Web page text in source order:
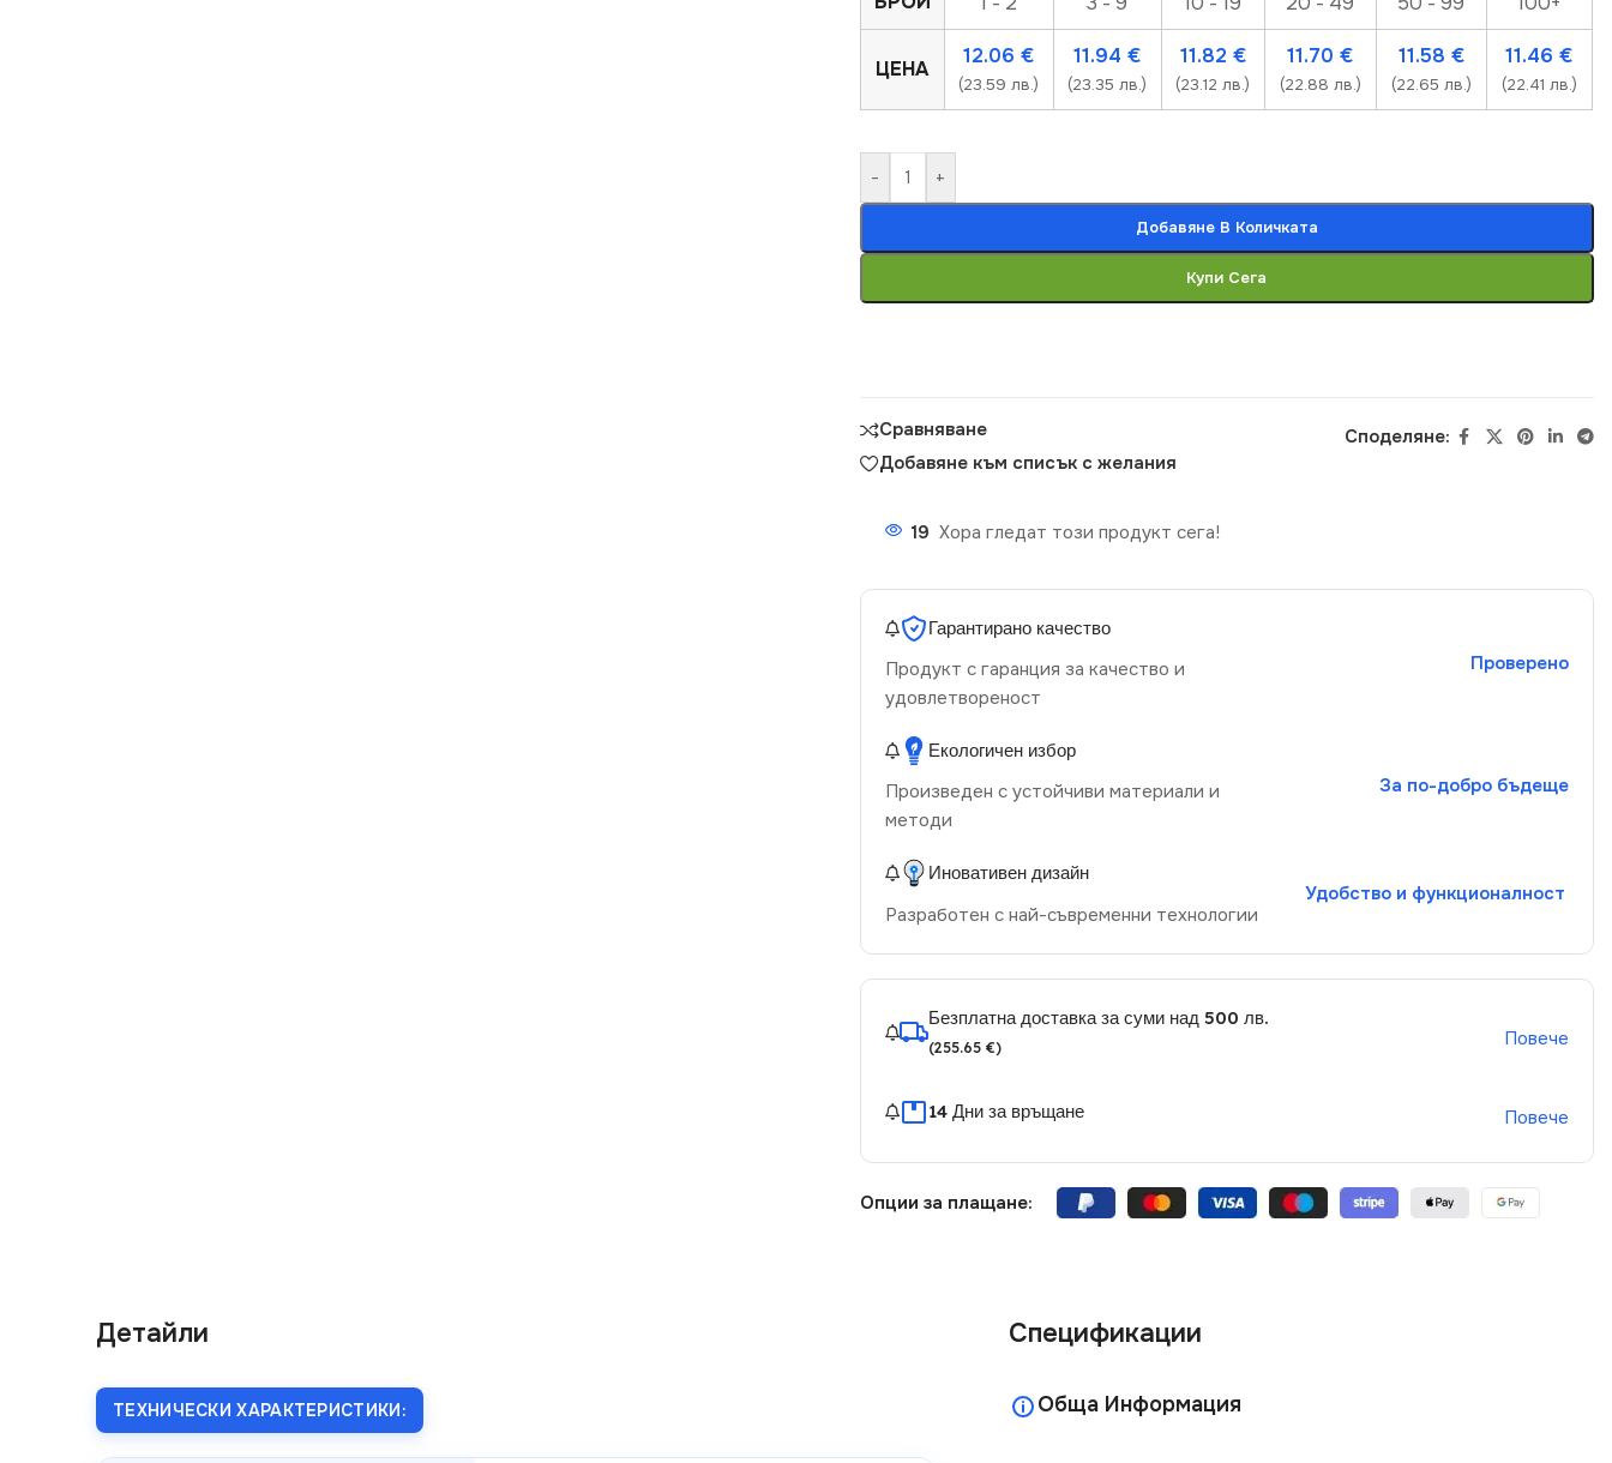
ЦЕНА
12.06€
(23.59 лв.)
11.94€
(23.35 лв.)
11.82 €
(23.12 лв.)
11.70€
(22.88 лв.)
11.58 €
(22.65 лв.)
11.46€
(22.41 лв.)
- +
Добавяне В Количката
Купи Сега
Сравняване
Добавяне към списък с желания
Споделяне:
19 Хора гледат този продукт сега!
Гарантирано качество
Продукт с гаранция за качество и
удовлетвореност
Проверено
Екологичен избор
Произведен с устойчиви материали и
методи
За по-добро бъдеще
Иновативен дизайн
Разработен с най-съвременни технологии
Удобство и функционалност
Безплатна доставка за суми над 500 лв.
(255.65 €) Повече
14 Дни за връщане Повече
Опции за плащане:
Детайли
ТЕХНИЧЕСКИ ХАРАКТЕРИСТИКИ:
Спецификации
Обща Информация